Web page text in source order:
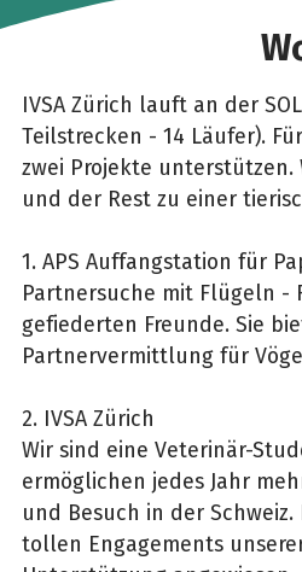
IVSA Zürich lauft an der
Teilstrecken - 14 Läufer).
zwei Projekte unterstützen.
und der Rest zu einer
1. APS Auffangstation für
Partnersuche mit Flügeln -
gefiederten Freunde. Sie
Partnervermittlung für
2. IVSA Zürich
Wir sind eine Veterinär-
ermöglichen jedes Jahr
und Besuch in der
tollen Engagements